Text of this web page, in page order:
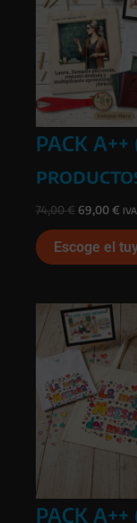
PACK A++
74,00€ El
era:
74,00 €.
69,00€ El
es:
Escoge el
PACK A++